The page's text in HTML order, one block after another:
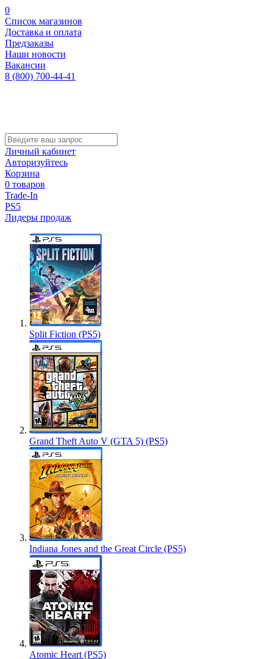
0
Список магазинов
Доставка и оплата
Предзаказы
Наши новости
Вакансии
8 (800) 700-44-41
Личный кабинет
Авторизуйтесь
Корзина
0 товаров
Trade-In
PS5
Лидеры продаж
Split Fiction (PS5)
Grand Theft Auto V (GTA 5) (PS5)
Indiana Jones and the Great Circle (PS5)
Atomic Heart (PS5)